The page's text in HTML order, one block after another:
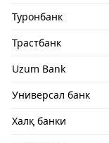
Туронбанк
Трастбанк
Uzum Bank
Универсал банк
Халқ банки